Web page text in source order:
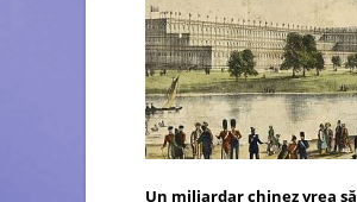
Un miliardar chinez vrea să